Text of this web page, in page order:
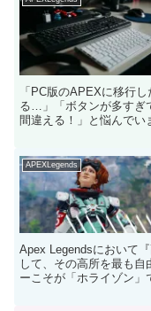
「PC版のAPEXに移行
る…」「ボタンが多すぎ
間違える！」と悩んでい
APEXLegends
Apex Legendsにおいて
して、その高所を最も
ーこそが「ホライゾン」